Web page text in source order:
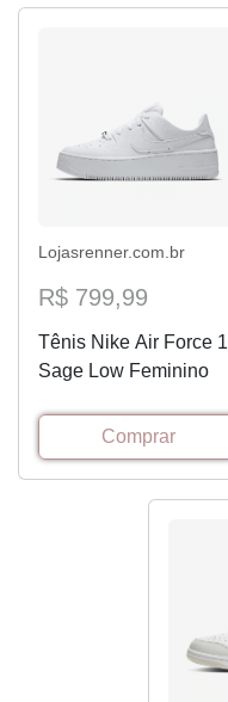
Lojasrenner.com.br
R$ 799,99
Tênis Nike Air Force 1
Sage Low Feminino
Comprar